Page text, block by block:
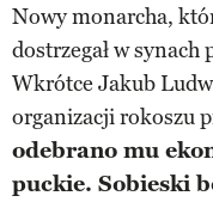
Nowy monarcha,
dostrzegał w
Wkrótce Jakub
organizacji rokoszu
odebrano mu
puckie. Sobieski